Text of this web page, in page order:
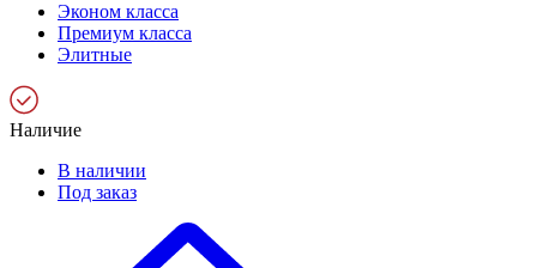
Эконом класса
Премиум класса
Элитные
Наличие
В наличии
Под заказ